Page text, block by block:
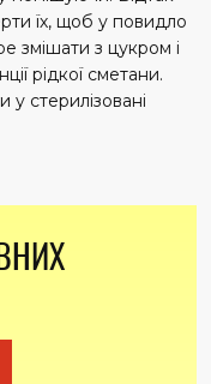
їх, щоб у повидло
змішати з цукром і
рідкої сметани.
стерилізовані
їх.